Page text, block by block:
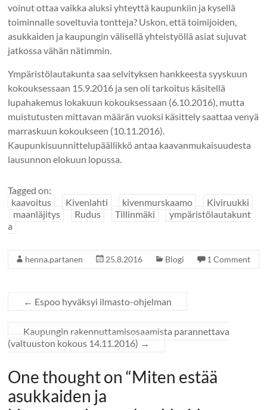
voinut ottaa vaikka aluksi yhteyttä kaupunkiin ja kysellä
toiminnalle soveltuvia tontteja? Uskon, että toimijoiden,
asukkaiden ja kaupungin välisellä yhteistyöllä asiat sujuvat
jatkossa vähän nätimmin.
Ympäristölautakunta saa selvityksen hankkeesta syyskuun
kokouksessaan 15.9.2016 ja sen oli tarkoitus käsitellä
lupahakemus lokakuun kokouksessaan (6.10.2016), mutta
muistutusten mittavan määrän vuoksi käsittely saattaa venyä
marraskuun kokoukseen (10.11.2016).
Kaupunkisuunnittelupäällikkö antaa kaavanmukaisuudesta
lausunnon elokuun lopussa.
Tagged on:
kaavoitus
Kivenlahti kivenmurskaamo
Kiviruukki
maanläjitys
Rudus Tillinmäki
ympäristölautakunt
a
henna.partanen 25.8.2016 Blogi 1 Comment
← Espoo hyväksyi ilmasto-ohjelman
Kaupungin rakennuttamisosaamista parannettava
(valtuuston kokous 14.11.2016) →
One thought on “Miten estää
asukkaiden ja